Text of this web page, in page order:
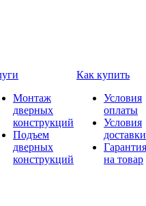
Монтаж
дверных
конструкций
Подъем
дверных
конструкций
Как купить
Условия
оплаты
Условия
доставки
Гарантия
на товар